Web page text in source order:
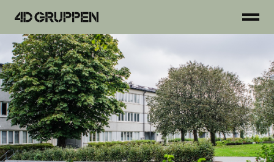
4D
Gruppen
Tjänster
Projekt
Fastigheter
Hyresgäster